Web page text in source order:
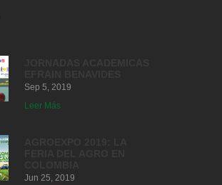
Sep 5, 2019
Leer Más
Jun 25, 2019